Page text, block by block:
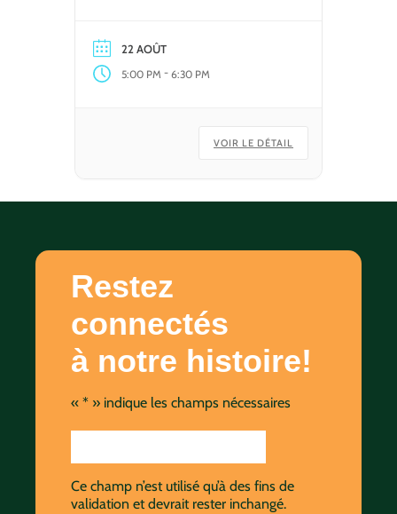
22 AOÛT
5:00 PM - 6:30 PM
VOIR LE DÉTAIL
Restez
connectés
à notre histoire!
« * » indique les champs nécessaires
Ce champ n’est utilisé qu’à des fins de
validation et devrait rester inchangé.